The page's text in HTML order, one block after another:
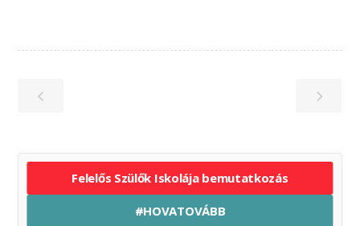
Felelős Szülők Iskolája bemutatkozás
#HOVATOVÁBB